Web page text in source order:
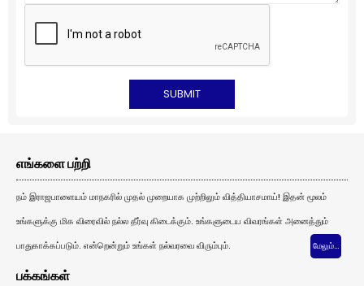
எங்களை பற்றி
நம் இராஜபாளையம் மாநகரில் முதல் முறையாக முற்றிலும் வித்தியாசமாய்! இதன் மூலம்
உங்களுக்கு மிக விரைவில் நல்ல தீர்வு கிடைக்கும். உங்களுடைய விவரங்கள் அனைத்தும்
பாதுகாக்கப்படும். என்றென்றும் உங்கள் நல்வரவை விரும்பும்.
மேலும்…
பக்கங்கள்